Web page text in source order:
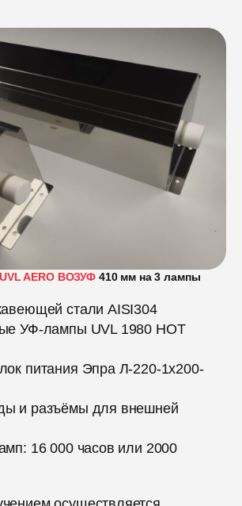
UVL AERO ВОЗУФ 410 мм на 3 лампы
стали AISI304
УФ-лампы UVL 1980 HOT
питания Эпра Л-220-1x200-
и разъёмы для внешней
16 000 часов или 2000